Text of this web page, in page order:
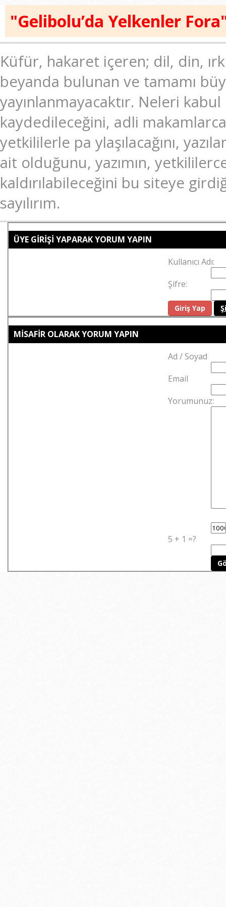
"Gelibolu’da Yelkenler
Küfür, hakaret içeren; dil, din, ırk
beyanda bulunan ve tamamı
yayınlanmayacaktır. Neleri
kaydedileceğini, adli
yetkililerle pa ylaşılacağını,
ait olduğunu, yazımın,
kaldırılabileceğini bu siteye
sayılırım.
ÜYE GİRİŞİ YAPARAK YORUM YAPIN
Kullanıcı Adı:
Şifre:
MİSAFİR OLARAK YORUM YAPIN
Ad / Soyad
Email
Yorumunuz:
5 + 1 =?